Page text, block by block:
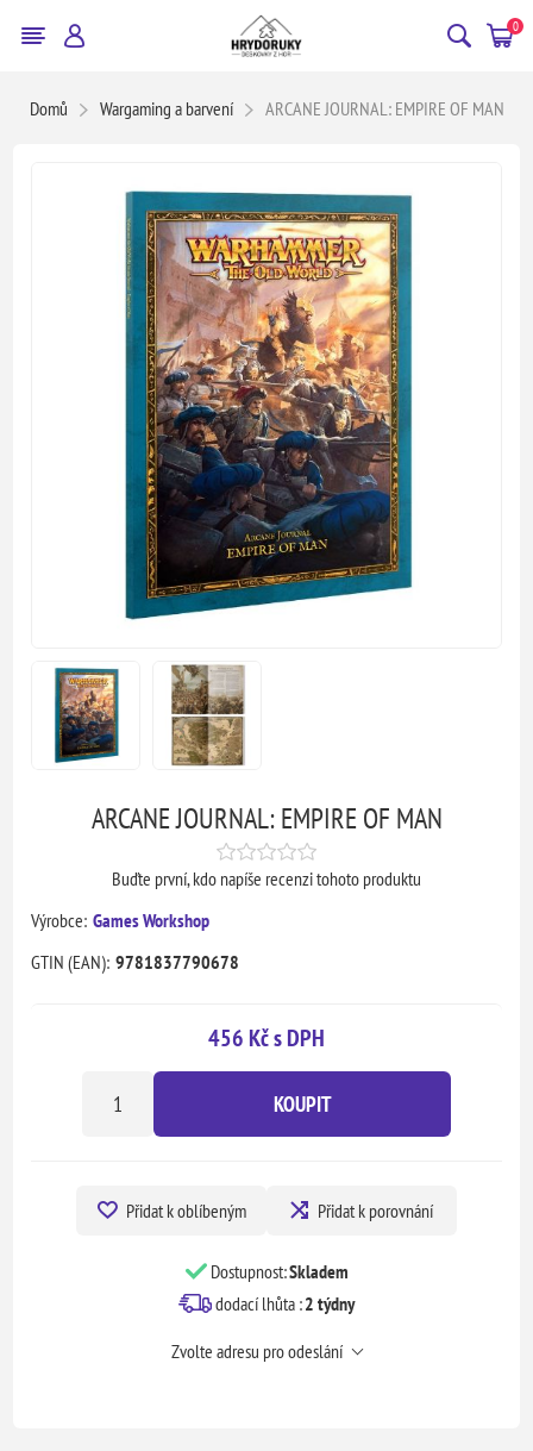
0
Domů Wargaming a barvení ARCANE JOURNAL: EMPIRE OF MAN
ARCANE JOURNAL: EMPIRE OF MAN
Buďte první, kdo napíše recenzi tohoto produktu
Výrobce: Games Workshop
GTIN (EAN): 9781837790678
456 Kč s DPH
KOUPIT
Přidat k oblíbeným Přidat k porovnání
Dostupnost:Skladem
dodací lhůta :2 týdny
Zvolte adresu pro odeslání